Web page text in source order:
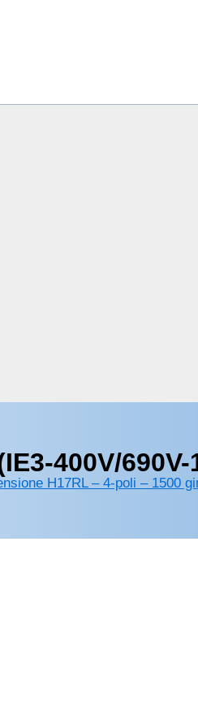
400V/
H17RL – 4-poli – 1500